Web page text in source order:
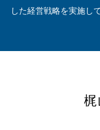
した経営戦略を実施し